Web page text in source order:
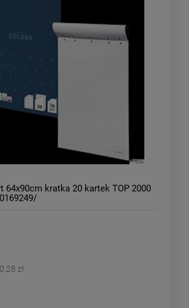
64x90cm kratka 20 kartek TOP 2000
zł